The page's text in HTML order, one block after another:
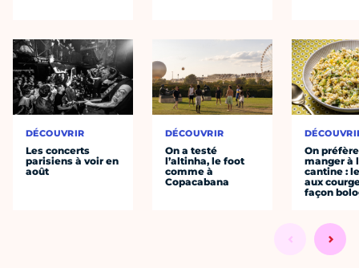
DÉCOUVRIR
Les concerts
parisiens à voir en
août
DÉCOUVRIR
On a testé
l’altinha, le foot
comme à
Copacabana
On préfère
manger à
cantine :
aux
façon